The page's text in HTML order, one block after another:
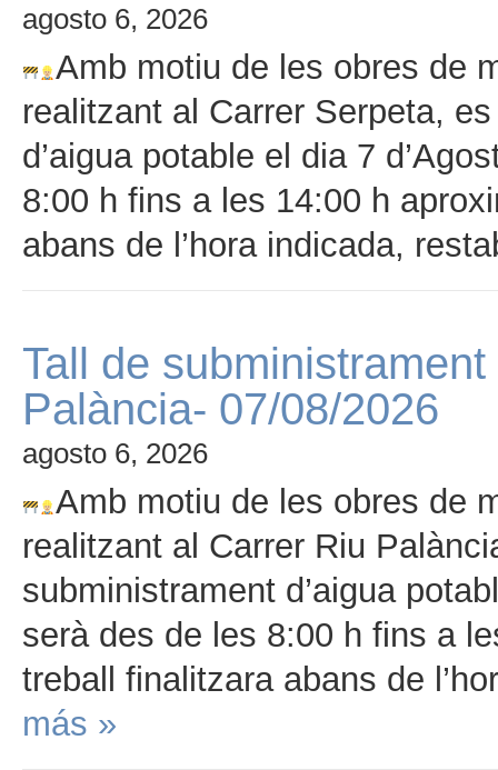
agosto 6, 2026
Amb motiu de les obres de
realitzant al Carrer Serpeta,
d’aigua potable el dia 7
8:00 h fins a les 14:00 h
abans de l’hora indicada,
Tall de
Palància- 07/08/2026
agosto 6, 2026
Amb motiu de les obres de
realitzant al Carrer Riu
subministrament d’aigua
serà des de les 8:00 h fins a
treball finalitzara abans de
más »